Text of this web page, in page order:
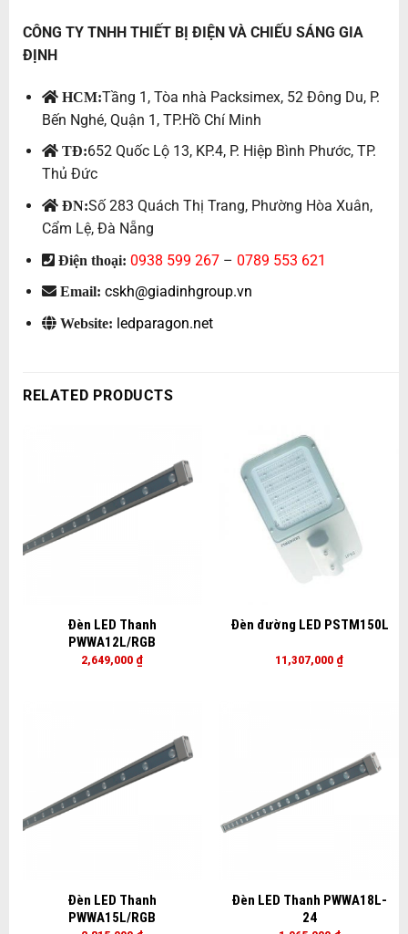
CÔNG TY TNHH THIẾT BỊ ĐIỆN VÀ CHIẾU SÁNG GIA
ĐỊNH
HCM:Tầng 1, Tòa nhà Packsimex, 52 Đông Du, P.
Bến Nghé, Quận 1, TP.Hồ Chí Minh
TĐ:652 Quốc Lộ 13, KP.4, P. Hiệp Bình Phước, TP.
Thủ Đức
ĐN:Số 283 Quách Thị Trang, Phường Hòa Xuân,
Cẩm Lệ, Đà Nẵng
Điện thoại: 0938 599 267– 0789 553 621
Email: cskh@giadinhgroup.vn
Website: ledparagon.net
RELATED PRODUCTS
Đèn LED Thanh
PWWA12L/RGB
2,649,000 ₫
Đèn đường LED PSTM150L
11,307,000 ₫
Đèn LED Thanh
PWWA15L/RGB
Đèn LED Thanh PWWA18L-
24